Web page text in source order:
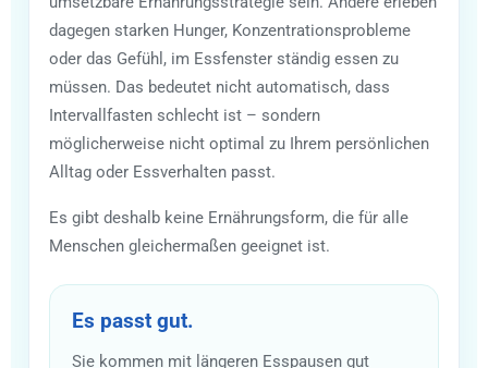
dagegen starken Hunger, Konzentrationsprobleme
oder das Gefühl, im Essfenster ständig essen zu
müssen. Das bedeutet nicht automatisch, dass
Intervallfasten schlecht ist – sondern
möglicherweise nicht optimal zu Ihrem persönlichen
Alltag oder Essverhalten passt.
Es gibt deshalb keine Ernährungsform, die für alle
Menschen gleichermaßen geeignet ist.
Es passt gut.
Sie kommen mit längeren Esspausen gut